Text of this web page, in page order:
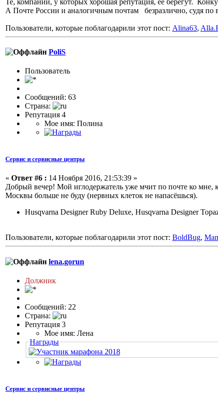
А Почте России и аналогичным почтам безразлично, судя по
Пользователи, которые поблагодарили этот пост: Alina63,
PoliS
Пользовaтeль
Сообщений: 63
Страна:
Репутация 4
Мое имя: Полина
Сервис и сервисные центры
« Ответ #6 : 14 Ноября 2016, 21:53:39 »
Добрый вечер! Мой иглодержатель уже мчит по почте ко
Москвы больше не буду (нервных клеток не напасёшься).
Husqvarna Designer Ruby Deluxe, Husqvarna Designer
Пользователи, которые поблагодарили этот пост: BoldBug,
lena.gorun
Должник
Сообщений: 22
Страна:
Репутация 3
Мое имя: Лена
Награды
Сервис и сервисные центры